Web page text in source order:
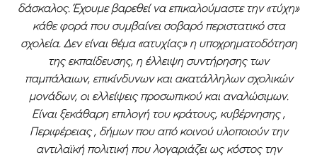
δάσκαλος. Έχουμε βαρεθεί να επικαλούμαστε την «τύχη»
κάθε φορά που συμβαίνει σοβαρό περιστατικό στα
σχολεία. Δεν είναι θέμα «ατυχίας» η υποχρηματοδότηση
της εκπαίδευσης, η έλλειψη συντήρησης των
παμπάλαιων, επικίνδυνων και ακατάλληλων σχολικών
μονάδων, οι ελλείψεις προσωπικού και αναλώσιμων.
Είναι ξεκάθαρη επιλογή του κράτους, κυβέρνησης ,
Περιφέρειας , δήμων που από κοινού υλοποιούν την
αντιλαϊκή πολιτική που λογαριάζει ως κόστος την